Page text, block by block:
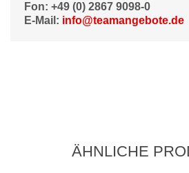
Fon: +49 (0) 2867 9098-0
E-Mail: info@teamangebote.de
ÄHNLICHE